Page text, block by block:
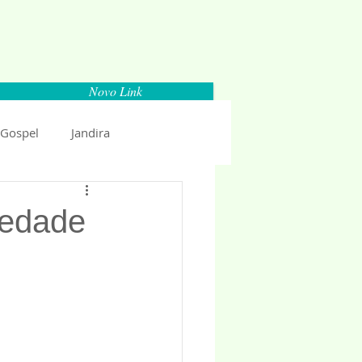
Novo Link
Jandira
Espaço Parlamentar
2018